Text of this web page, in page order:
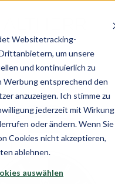
Websitetracking-
um unsere
und kontinuierlich zu
Werbung entsprechend den
anzuzeigen. Ich stimme zu
jederzeit mit Wirkung
oder ändern. Wenn Sie
Cookies nicht akzeptieren,
ablehnen.
auswählen